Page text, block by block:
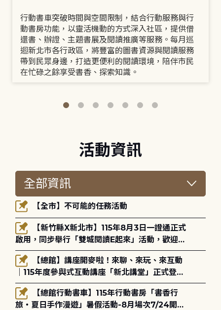
行動書車突破時間與空間限制，結合行動服務與行
動書房功能，以靈活機動的方式深入社區，提供借
還書、辦證、主題書展及閱讀推廣等服務。每月巡
迴新北市各行政區，將豐富的圖書資源與閱讀服務
帶到民眾身邊，打造更便利的閱讀環境，陪伴市民
在忙碌之餘享受書香、探索知識。
活動資訊
【全市】不可能的任務活動
啟用，同步舉行「雙城閱讀E起來」活動，歡迎踴
躍參加(115年8月3日至10月4日)。
｜115年度參與式互動講座「新北講堂」正式登
場！
旅・夏日手作漫遊」暑假活動-8月場次7/24開始